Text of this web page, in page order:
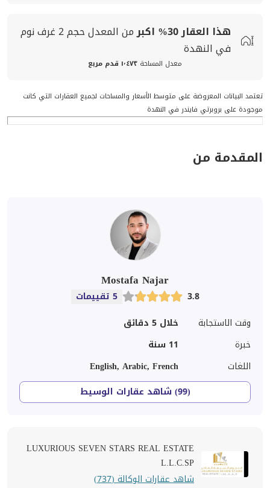
هذا العقار30% اكبرمن المعدلحجم 2 غرف نوم
في النهدة
معدل المساحة ١٬٤٧٣ قدم مربع
تعتمد البيانات المعروضة على متوسط الأسعار والمساحات لجميع العقارات التي كانت
موجودة على بروبرتي فايندر في النهدة
المقدمة من
Mostafa Najar
3.8
5 تقييمات
وقت الاستجابة
خلال 5 دقائق
خبرة
11 سنة
اللغات
English, Arabic, French
(99) شاهد عقارات الوسيط
LUXURIOUS SEVEN STARS REAL ESTATE
L.L.C.SP
شاهد عقارات الوكالة (737)